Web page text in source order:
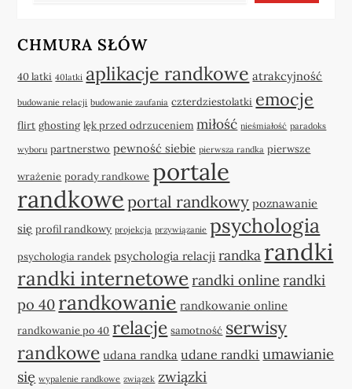
CHMURA SŁÓW
40 latki 40latki aplikacje randkowe atrakcyjność
budowanie relacji budowanie zaufania czterdziestolatki emocje
flirt ghosting lęk przed odrzuceniem miłość nieśmiałość paradoks
wyboru partnerstwo pewność siebie pierwsza randka pierwsze
wrażenie porady randkowe portale
randkowe portal randkowy poznawanie
się profil randkowy projekcja przywiązanie psychologia
psychologia randek psychologia relacji randka randki
randki internetowe randki online randki
po 40 randkowanie randkowanie online
randkowanie po 40 relacje samotność serwisy
randkowe udana randka udane randki umawianie
się wypalenie randkowe związek związki